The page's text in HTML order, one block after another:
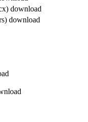
download
download